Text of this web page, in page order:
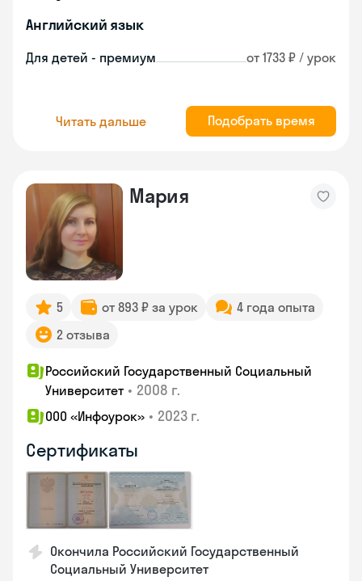
Английский язык
Для детей - премиум от 1733 ₽ / урок
Читать дальше Подобрать время
Мария
5 от 893 ₽ за урок
4 года опыта
2 отзыва
Российский Государственный Социальный
Университет • 2008 г.
ООО «Инфоурок» • 2023 г.
Сертификаты
Окончила Российский Государственный
Социальный Университет